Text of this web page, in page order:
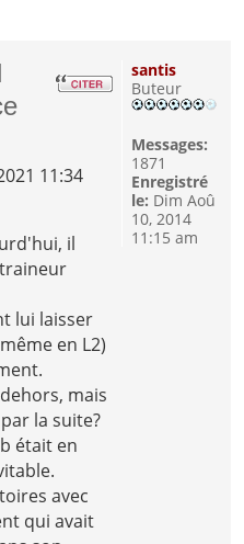
11:34
il
lui laisser
en L2)
mais
la suite?
était en
avec
qui avait
santis
Buteur
Messages:
1871
Enregistré
le: Dim Aoû
10, 2014
11:15 am